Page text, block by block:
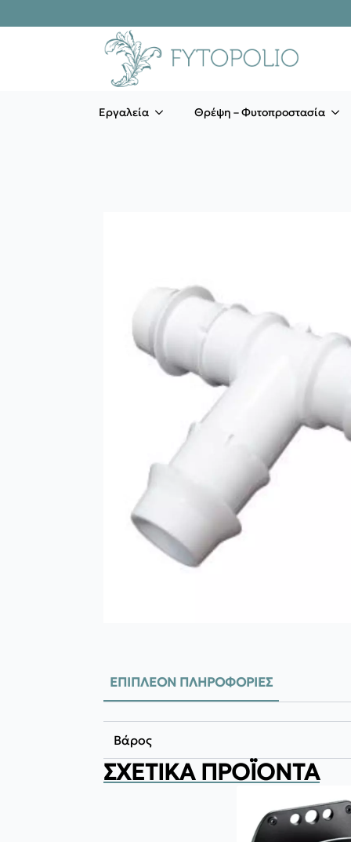
Εργαλεία Θρέψη – Φυτοπροστασία
ΕΠΙΠΛΈΟΝ ΠΛΗΡΟΦΟΡΊΕΣ
Βάρος
ΣΧΕΤΙΚΆ ΠΡΟΪΌΝΤΑ